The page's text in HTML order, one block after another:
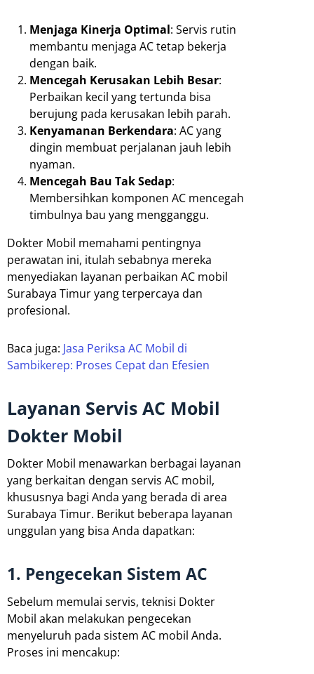
Menjaga Kinerja Optimal: Servis rutin
membantu menjaga AC tetap bekerja
dengan baik.
Mencegah Kerusakan Lebih Besar:
Perbaikan kecil yang tertunda bisa
berujung pada kerusakan lebih parah.
Kenyamanan Berkendara: AC yang
dingin membuat perjalanan jauh lebih
nyaman.
Mencegah Bau Tak Sedap:
Membersihkan komponen AC mencegah
timbulnya bau yang mengganggu.
Dokter Mobil memahami pentingnya
perawatan ini, itulah sebabnya mereka
menyediakan layanan perbaikan AC mobil
Surabaya Timur yang terpercaya dan
profesional.
Baca juga: Jasa Periksa AC Mobil di
Sambikerep: Proses Cepat dan Efesien
Layanan Servis AC Mobil
Dokter Mobil
Dokter Mobil menawarkan berbagai layanan
yang berkaitan dengan servis AC mobil,
khususnya bagi Anda yang berada di area
Surabaya Timur. Berikut beberapa layanan
unggulan yang bisa Anda dapatkan:
1. Pengecekan Sistem AC
Sebelum memulai servis, teknisi Dokter
Mobil akan melakukan pengecekan
menyeluruh pada sistem AC mobil Anda.
Proses ini mencakup: